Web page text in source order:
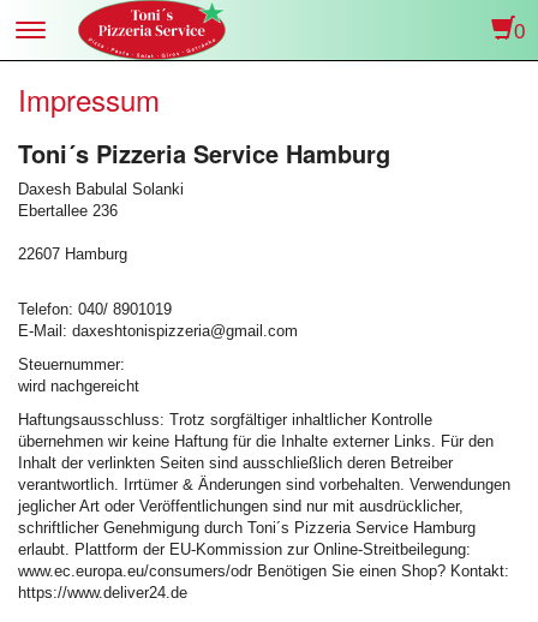
Toggle
navigation
0
Impressum
Toni´s Pizzeria Service Hamburg
Daxesh Babulal Solanki
Ebertallee 236
22607 Hamburg
Telefon: 040/ 8901019
E-Mail: daxeshtonispizzeria@gmail.com
Steuernummer:
wird nachgereicht
Haftungsausschluss: Trotz sorgfältiger inhaltlicher Kontrolle
übernehmen wir keine Haftung für die Inhalte externer Links. Für den
Inhalt der verlinkten Seiten sind ausschließlich deren Betreiber
verantwortlich. Irrtümer & Änderungen sind vorbehalten. Verwendungen
jeglicher Art oder Veröffentlichungen sind nur mit ausdrücklicher,
schriftlicher Genehmigung durch Toni´s Pizzeria Service Hamburg
erlaubt. Plattform der EU-Kommission zur Online-Streitbeilegung:
www.ec.europa.eu/consumers/odr Benötigen Sie einen Shop? Kontakt:
https://www.deliver24.de